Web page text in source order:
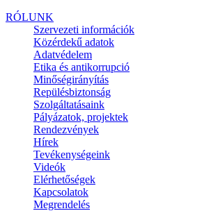
RÓLUNK
Szervezeti információk
Közérdekű adatok
Adatvédelem
Etika és antikorrupció
Minőségirányítás
Repülésbiztonság
Szolgáltatásaink
Pályázatok, projektek
Rendezvények
Hírek
Tevékenységeink
Videók
Elérhetőségek
Kapcsolatok
Megrendelés